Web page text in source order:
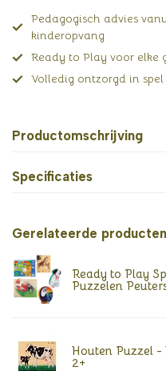
Pedagogisch advies
kinderopvang
Ready to Play voor elke
Volledig ontzorgd in
Productomschrijving
Specificaties
Gerelateerde producten
Ready to Play
Puzzelen
Houten Puzzel -
2+